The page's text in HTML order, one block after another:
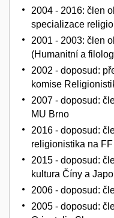
2004 - 2016: člen
specializace
2001 - 2003: člen
(Humanitní a
2002 - doposud:
komise
2007 - doposud:
MU Brno
2016 - doposud:
religionistika na
2015 - doposud:
kultura Číny a
2006 - doposud:
2005 - doposud: